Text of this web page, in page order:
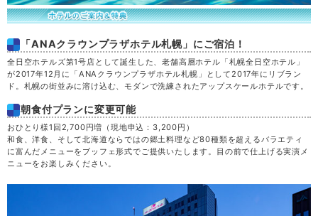
「ANAクラウンプラザホテル札幌」にご宿泊！
全日空ホテルズ第1号店として誕生した、老舗高層ホテル「札幌全日空ホテル」
が2017年12月に「ANAクラウンプラザホテル札幌」として2017年にリブラン
ド。札幌の街並みに溶け込む、モダンで洗練されたアップスケールホテルです。
朝食付プランに変更可能
おひとり様1回2,700円増（現地申込：3,200円）
和食、洋食、そして北海道ならではの郷土料理など80種類を超えるバラエティ
に富んだメニューをブッフェ形式でご提供いたします。目の前で仕上げる実演メ
ニューをお楽しみください。